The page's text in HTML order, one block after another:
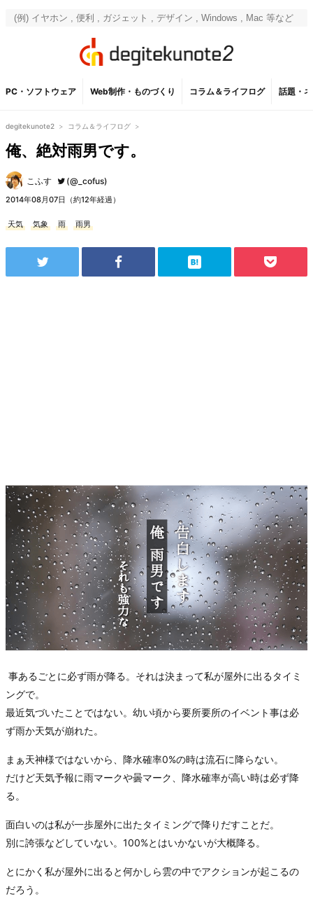
PC・ソフトウェア Web制作・ものづくり コラム＆ライフログ 話題・
degitekunote2 > コラム＆ライフログ >
俺、絶対雨男です。
こふす (@_cofus)
2014年08月07日（約12年経過）
天気 気象 雨 雨男
事あるごとに必ず雨が降る。それは決まって私が屋外に出るタイミ
ングで。
最近気づいたことではない。幼い頃から要所要所のイベント事は必
ず雨か天気が崩れた。
まぁ天神様ではないから、降水確率0%の時は流石に降らない。
だけど天気予報に雨マークや曇マーク、降水確率が高い時は必ず降
る。
面白いのは私が一歩屋外に出たタイミングで降りだすことだ。
別に誇張などしていない。100%とはいかないが大概降る。
とにかく私が屋外に出ると何かしら雲の中でアクションが起こるの
だろう。